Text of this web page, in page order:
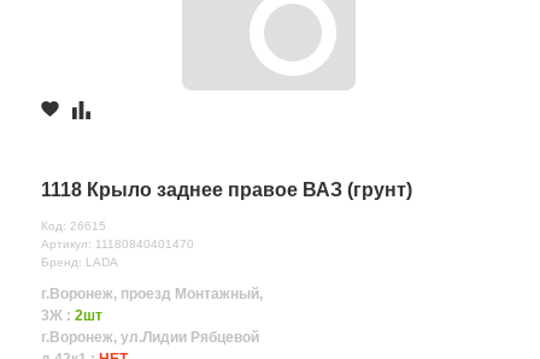
1118 Крыло заднее правое ВАЗ (грунт)
Код: 26615
Артикул: 11180840401470
Бренд: LADA
г.Воронеж, проезд Монтажный,
3Ж : 2шт
г.Воронеж, ул.Лидии Рябцевой